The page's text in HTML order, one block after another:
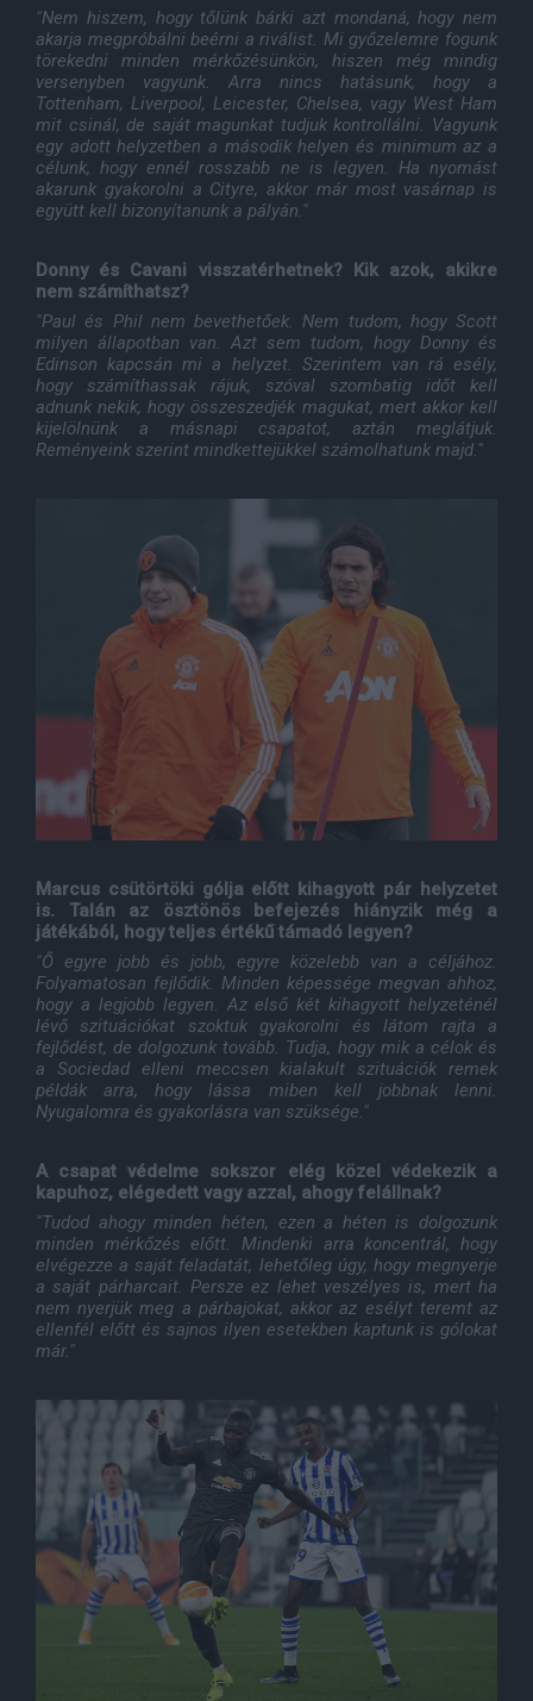
"Nem hiszem, hogy tőlünk bárki azt mondaná, hogy nem
akarja megpróbálni beérni a riválist. Mi győzelemre fogunk
törekedni minden mérkőzésünkön, hiszen még mindig
versenyben vagyunk. Arra nincs hatásunk, hogy a
Tottenham, Liverpool, Leicester, Chelsea, vagy West Ham
mit csinál, de saját magunkat tudjuk kontrollálni. Vagyunk
egy adott helyzetben a második helyen és minimum az a
célunk, hogy ennél rosszabb ne is legyen. Ha nyomást
akarunk gyakorolni a Cityre, akkor már most vasárnap is
együtt kell bizonyítanunk a pályán."
Donny és Cavani visszatérhetnek? Kik azok, akikre
nem számíthatsz?
"Paul és Phil nem bevethetőek. Nem tudom, hogy Scott
milyen állapotban van. Azt sem tudom, hogy Donny és
Edinson kapcsán mi a helyzet. Szerintem van rá esély,
hogy számíthassak rájuk, szóval szombatig időt kell
adnunk nekik, hogy összeszedjék magukat, mert akkor kell
kijelölnünk a másnapi csapatot, aztán meglátjuk.
Reményeink szerint mindkettejükkel számolhatunk majd."
Marcus csütörtöki gólja előtt kihagyott pár helyzetet
is. Talán az ösztönös befejezés hiányzik még a
játékából, hogy teljes értékű támadó legyen?
"Ő egyre jobb és jobb, egyre közelebb van a céljához.
Folyamatosan fejlődik. Minden képessége megvan ahhoz,
hogy a legjobb legyen. Az első két kihagyott helyzeténél
lévő szituációkat szoktuk gyakorolni és látom rajta a
fejlődést, de dolgozunk tovább. Tudja, hogy mik a célok és
a Sociedad elleni meccsen kialakult szituációk remek
példák arra, hogy lássa miben kell jobbnak lenni.
Nyugalomra és gyakorlásra van szüksége."
A csapat védelme sokszor elég közel védekezik a
kapuhoz, elégedett vagy azzal, ahogy felállnak?
"Tudod ahogy minden héten, ezen a héten is dolgozunk
minden mérkőzés előtt. Mindenki arra koncentrál, hogy
elvégezze a saját feladatát, lehetőleg úgy, hogy megnyerje
a saját párharcait. Persze ez lehet veszélyes is, mert ha
nem nyerjük meg a párbajokat, akkor az esélyt teremt az
ellenfél előtt és sajnos ilyen esetekben kaptunk is gólokat
már."